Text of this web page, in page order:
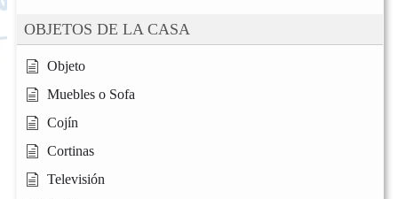
OBJETOS DE LA CASA
Objeto
Muebles o Sofa
Cojín
Cortinas
Televisión